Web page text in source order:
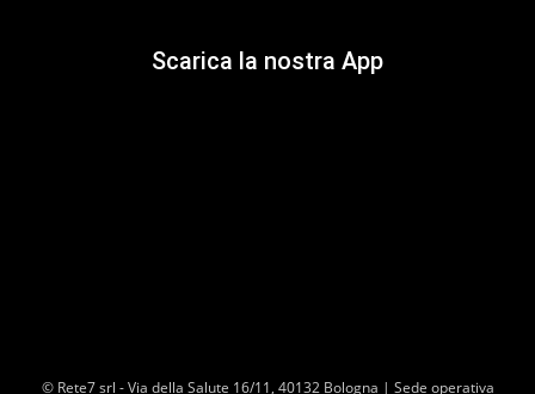
Scarica la nostra App
© Rete7 srl - Via della Salute 16/11, 40132 Bologna | Sede operativa